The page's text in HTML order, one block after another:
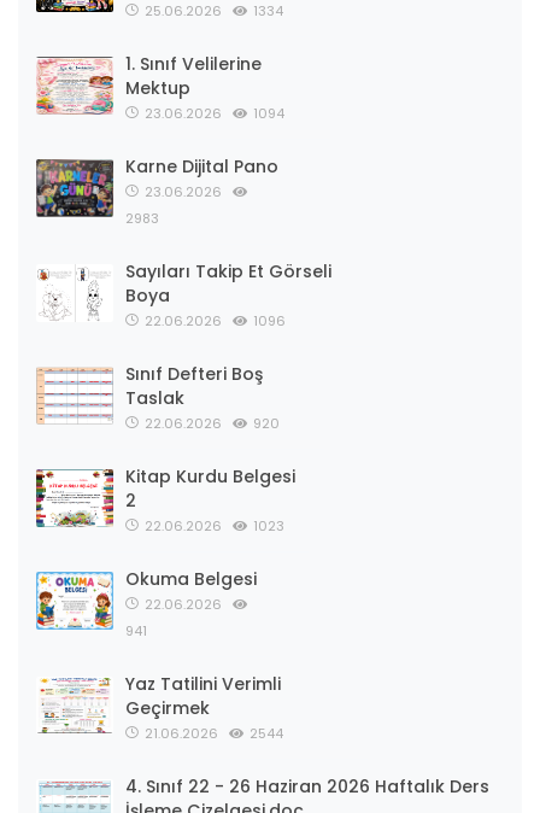
25.06.2026 1334
1. Sınıf Velilerine
Mektup
23.06.2026 1094
Karne Dijital Pano
23.06.2026
2983
Sayıları Takip Et Görseli
Boya
22.06.2026 1096
Sınıf Defteri Boş
Taslak
22.06.2026 920
Kitap Kurdu Belgesi
2
22.06.2026 1023
Okuma Belgesi
22.06.2026
941
Yaz Tatilini Verimli
Geçirmek
21.06.2026 2544
4. Sınıf 22 - 26 Haziran 2026 Haftalık Ders